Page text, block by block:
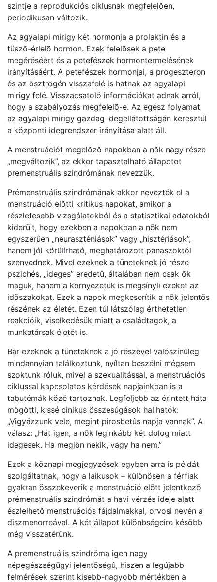
szintje a reprodukciós ciklusnak megfelelõen,
periodikusan változik.
Az agyalapi mirigy két hormonja a prolaktin és a
tüszõ-érlelõ hormon. Ezek felelõsek a pete
megéréséért és a petefészek hormontermelésének
irányításáért. A petefészek hormonjai, a progeszteron
és az ösztrogén visszafelé is hatnak az agyalapi
mirigy felé. Visszacsatoló információkat adnak arról,
hogy a szabályozás megfelelõ-e. Az egész folyamat
az agyalapi mirigy gazdag idegellátottságán keresztül
a központi idegrendszer irányítása alatt áll.
A menstruációt megelõzõ napokban a nõk nagy része
„megváltozik”, az ekkor tapasztalható állapotot
premenstruális szindrómának nevezzük.
Prémenstruális szindrómának akkor nevezték el a
menstruáció elõtti kritikus napokat, amikor a
részletesebb vizsgálatokból és a statisztikai adatokból
kiderült, hogy ezekben a napokban a nõk nem
egyszerûen „neuraszténiások” vagy „hisztériások”,
hanem jól körülírható, meghatározott panaszoktól
szenvednek. Mivel ezeknek a tüneteknek jó része
pszichés, „ideges” eredetû, általában nem csak õk
maguk, hanem a környezetük is megsínyli ezeket az
idõszakokat. Ezek a napok megkeserítik a nõk jelentõs
részének az életét. Ezen túl látszólag érthetetlen
reakcióik, viselkedésük miatt a családtagok, a
munkatársak életét is.
Bár ezeknek a tüneteknek a jó részével valószínûleg
mindannyian találkoztunk, nyíltan beszélni mégsem
szoktunk róluk, mivel a szexualitással, a menstruációs
ciklussal kapcsolatos kérdések napjainkban is a
tabutémák közé tartoznak. Legfeljebb az érintett háta
mögötti, kissé cinikus összesúgások hallhatók:
„Vigyázzunk vele, megint pirosbetûs napja vannak”. A
válasz: „Hát igen, a nõk leginkább két dolog miatt
idegesek. Ha megjön nekik, vagy ha nem.”
Ezek a köznapi megjegyzések egyben arra is példát
szolgáltatnak, hogy a laikusok – különösen a férfiak
gyakran összekeverik a menstruáció elõtt jelentkezõ
prémenstruális szindrómát a havi vérzés ideje alatt
észlelhetõ menstruációs fájdalmakkal, orvosi nevén a
diszmenorreával. A két állapot különbségeire késõbb
még visszatérünk.
A premenstruális szindróma igen nagy
népegészségügyi jelentõségû, hiszen a legújabb
felmérések szerint kisebb-nagyobb mértékben a